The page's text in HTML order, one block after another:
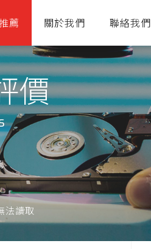
薦 關於我們 聯絡我們
價
法讀取